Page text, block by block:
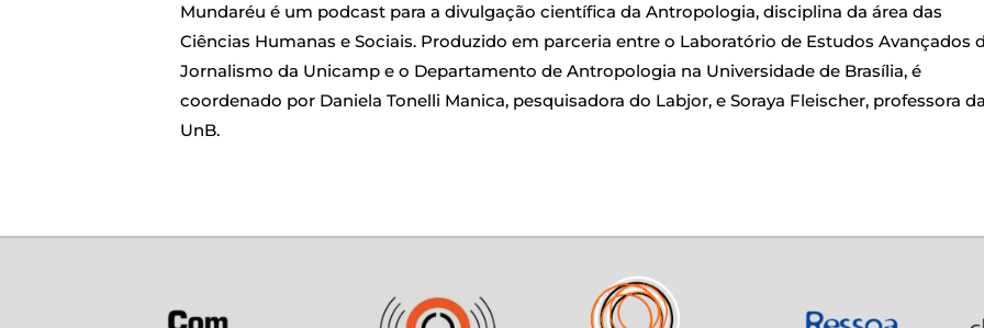
Mundaréu é um podcast para a divulgação científica da Antropologia, disciplina da área das
Ciências Humanas e Sociais. Produzido em parceria entre o Laboratório de Estudos Avançados
Jornalismo da Unicamp e o Departamento de Antropologia na Universidade de Brasília, é
coordenado por Daniela Tonelli Manica, pesquisadora do Labjor, e Soraya Fleischer, professora
UnB.